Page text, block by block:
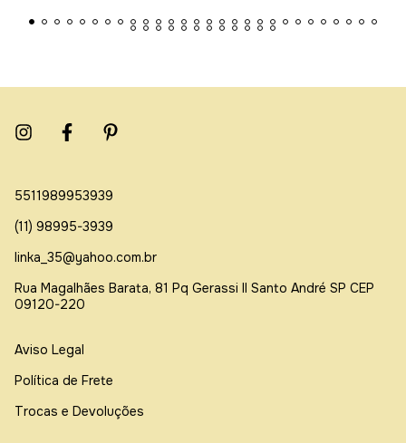
5511989953939
(11) 98995-3939
linka_35@yahoo.com.br
Rua Magalhães Barata, 81 Pq Gerassi ll Santo André SP CEP
09120-220
Aviso Legal
Política de Frete
Trocas e Devoluções